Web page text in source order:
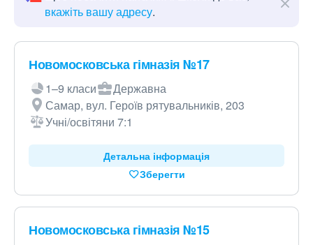
вкажіть вашу адресу.
Новомосковська гімназія №17
1–9 класи
Державна
Самар, вул. Героїв рятувальників, 203
Учні/освітяни 7:1
Детальна інформація
Зберегти
Новомосковська гімназія №15